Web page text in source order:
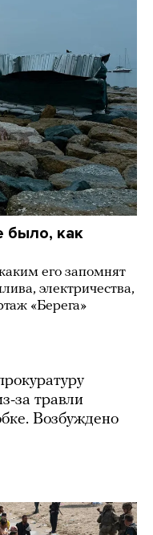
было, как
его запомнят
электричества,
«Берега»
за травли
Возбуждено